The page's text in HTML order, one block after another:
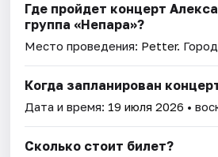
Где пройдет концерт
группа «Непара»?
Место проведения: Petter.
Когда запланирован
Дата и время: 19 июля 2026 •
Сколько стоит билет?